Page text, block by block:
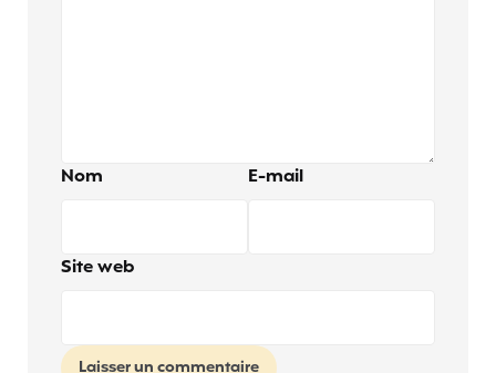
Nom E-mail
Site web